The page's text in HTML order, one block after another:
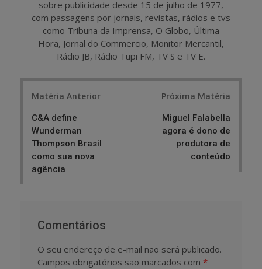
sobre publicidade desde 15 de julho de 1977,
com passagens por jornais, revistas, rádios e tvs
como Tribuna da Imprensa, O Globo, Última
Hora, Jornal do Commercio, Monitor Mercantil,
Rádio JB, Rádio Tupi FM, TV S e TV E.
Matéria Anterior
C&A define
Wunderman
Thompson Brasil
como sua nova
agência
Próxima Matéria
Miguel Falabella
agora é dono de
produtora de
conteúdo
Comentários
O seu endereço de e-mail não será publicado.
Campos obrigatórios são marcados com *